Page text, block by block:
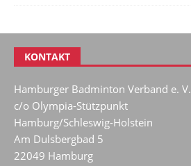
KONTAKT
Hamburger Badminton Verband e. V.
c/o Olympia-Stützpunkt
Hamburg/Schleswig-Holstein
Am Dulsbergbad 5
22049 Hamburg